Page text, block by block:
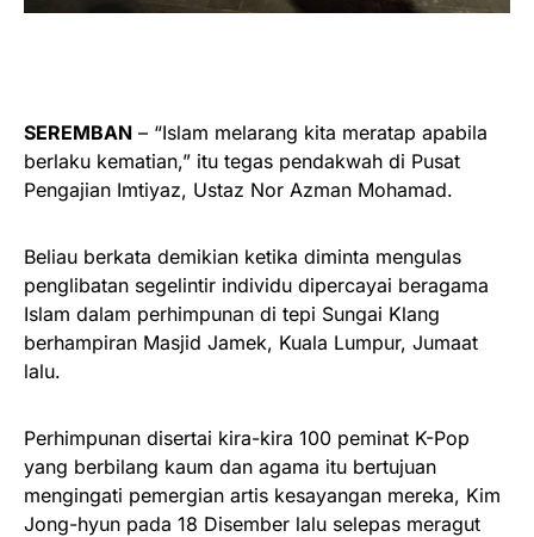
SEREMBAN – “Islam melarang kita meratap apabila
berlaku kematian,” itu tegas pendakwah di Pusat
Pengajian Imtiyaz, Ustaz Nor Azman Mohamad.
Beliau berkata demikian ketika diminta mengulas
penglibatan segelintir individu dipercayai beragama
Islam dalam perhimpunan di tepi Sungai Klang
berhampiran Masjid Jamek, Kuala Lumpur, Jumaat
lalu.
Perhimpunan disertai kira-kira 100 peminat K-Pop
yang berbilang kaum dan agama itu bertujuan
mengingati pemergian artis kesayangan mereka, Kim
Jong-hyun pada 18 Disember lalu selepas meragut